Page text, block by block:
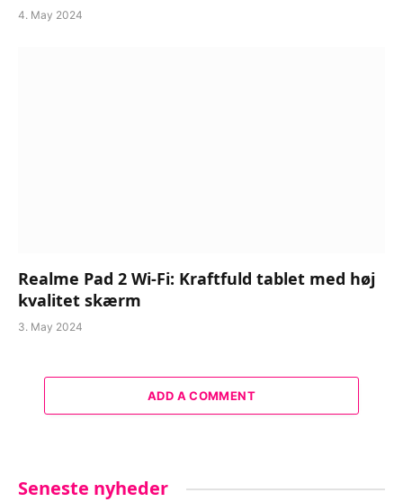
4. May 2024
Realme Pad 2 Wi-Fi: Kraftfuld tablet med høj
kvalitet skærm
3. May 2024
ADD A COMMENT
Seneste nyheder